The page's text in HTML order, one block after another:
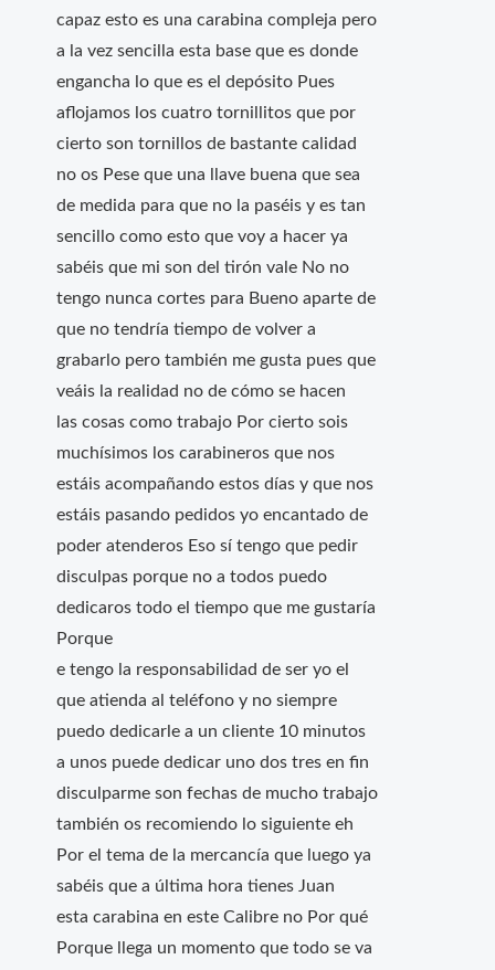
capaz esto es una carabina compleja pero
a la vez sencilla esta base que es donde
engancha lo que es el depósito Pues
aflojamos los cuatro tornillitos que por
cierto son tornillos de bastante calidad
no os Pese que una llave buena que sea
de medida para que no la paséis y es tan
sencillo como esto que voy a hacer ya
sabéis que mi son del tirón vale No no
tengo nunca cortes para Bueno aparte de
que no tendría tiempo de volver a
grabarlo pero también me gusta pues que
veáis la realidad no de cómo se hacen
las cosas como trabajo Por cierto sois
muchísimos los carabineros que nos
estáis acompañando estos días y que nos
estáis pasando pedidos yo encantado de
poder atenderos Eso sí tengo que pedir
disculpas porque no a todos puedo
dedicaros todo el tiempo que me gustaría
Porque
e tengo la responsabilidad de ser yo el
que atienda al teléfono y no siempre
puedo dedicarle a un cliente 10 minutos
a unos puede dedicar uno dos tres en fin
disculparme son fechas de mucho trabajo
también os recomiendo lo siguiente eh
Por el tema de la mercancía que luego ya
sabéis que a última hora tienes Juan
esta carabina en este Calibre no Por qué
Porque llega un momento que todo se va